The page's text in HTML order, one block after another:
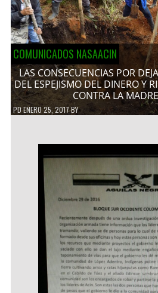
COMUNICADOS NASAACIN
LAS CONSECUENCIAS POR
DEL ESPEJISMO DEL DINERO Y
CONTRA LA
PDENERO 25, 2017BY